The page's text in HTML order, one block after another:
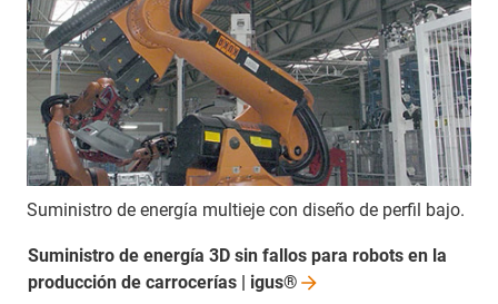
Suministro de energía multieje con diseño de perfil bajo.
Suministro de energía 3D sin fallos para robots en la
producción de carrocerías | igus®